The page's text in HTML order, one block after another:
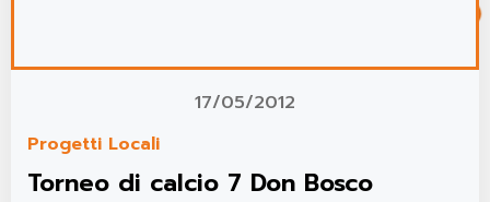
17/05/2012
Progetti Locali
Torneo di calcio 7 Don Bosco